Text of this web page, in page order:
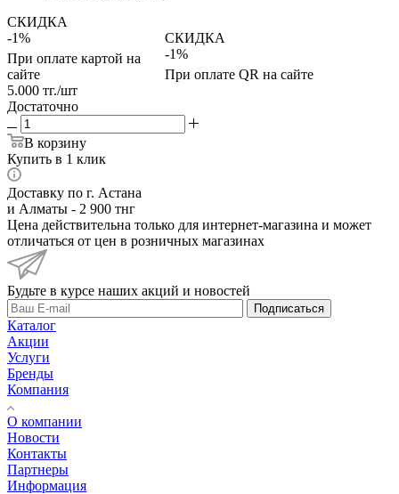
СКИДКА
-1%
При оплате картой на
сайте
СКИДКА
-1%
При оплате QR на сайте
5.000 тг./шт
Достаточно
В корзину
Купить в 1 клик
Доставку по г. Астана
и Алматы - 2 900 тнг
Цена действительна только для интернет-магазина и может
отличаться от цен в розничных магазинах
Будьте в курсе наших акций и новостей
Подписаться
Каталог
Акции
Услуги
Бренды
Компания
О компании
Новости
Контакты
Партнеры
Информация